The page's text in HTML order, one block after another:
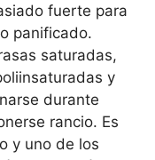
fuerte para
panificado.
saturadas,
y
durante
rancio. Es
y uno de los